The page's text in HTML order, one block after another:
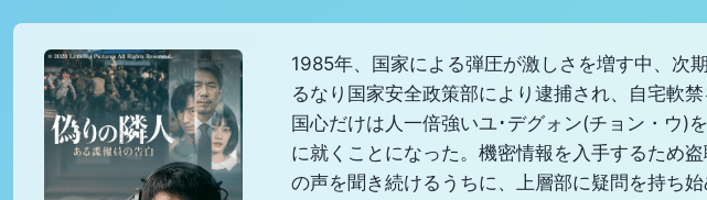
1985年、国家による弾圧が激しさを増す中、次
るなり国家安全政策部により逮捕され、自宅軟
国心だけは人一倍強いユ･デグォン(チョン・ウ)
に就くことになった。機密情報を入手するため
の声を聞き続けるうちに、上層部に疑問を持ち